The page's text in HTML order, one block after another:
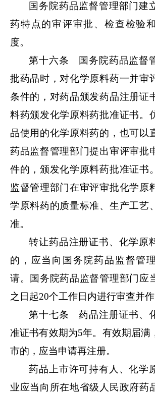
国务院药品监督管理部门建
药特点的审评审批、检查检验
度。
第十六条 国务院药品监督
批药品时，对化学原料药一并审
条件的，对药品颁发药品注册证
料药颁发化学原料药批准证书。
品使用的化学原料药的，也可以
药品监督管理部门提出审评审批
件的，颁发化学原料药批准证书
监督管理部门在审评审批化学原
学原料药的质量标准、生产工艺
准。
转让药品注册证书、化学原
的，应当向国务院药品监督管
请。国务院药品监督管理部门应
之日起20个工作日内进行审查并作
第十七条 药品注册证书、
准证书有效期为5年。有效期届满
市的，应当申请再注册。
药品上市许可持有人、化学
业应当向所在地省级人民政府药